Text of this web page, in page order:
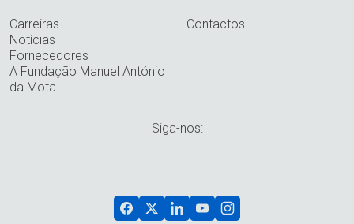
Carreiras
Notícias
Fornecedores
A Fundação Manuel António
da Mota
Contactos
Siga-nos: